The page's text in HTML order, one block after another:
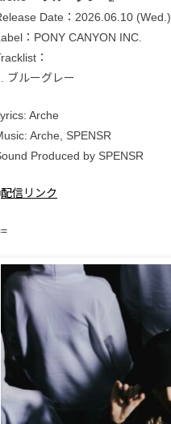
Date：2026.06.10 (Wed.)
：PONY CANYON INC.
：
ブルーグレー
Arche
Arche, SPENSR
Produced by SPENSR
配信リンク